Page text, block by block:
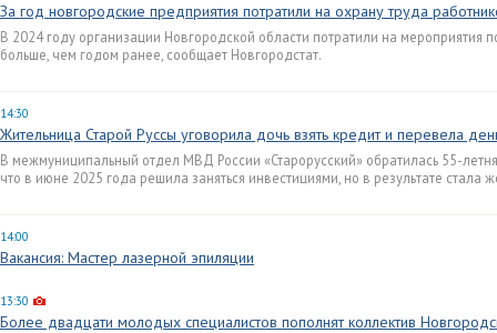
За год новгородские предприятия потратили на охрану труда
В 2024 году организации Новгородской области потратили на мероприятия
больше, чем годом ранее, сообщает Новгородстат.
14:30
Жительница Старой Руссы уговорила дочь взять кредит и перевела
В межмуниципальный отдел МВД России «Старорусский» обратилась 55-
что в июне 2025 года решила заняться инвестициями, но в результате стала
14:00
Вакансия: Мастер лазерной эпиляции
13:30
Более двадцати молодых специалистов пополнят коллектив